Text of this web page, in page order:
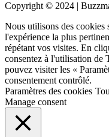
Copyright © 2024 |
Nous utilisons des
l'expérience la plus
répétant vos visites. En
consentez à l'utilisation de
pouvez visiter les «
consentement contrôlé.
Paramètres des cookies
Manage consent